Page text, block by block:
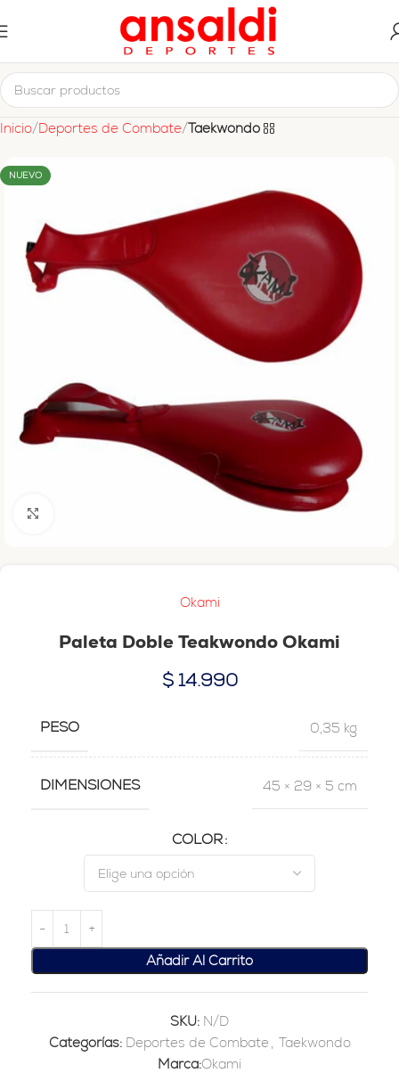
Inicio Deportes de Combate Taekwondo
NUEVO
Okami
Paleta Doble Teakwondo Okami
$14.990
PESO 0,35 kg
DIMENSIONES 45 × 29 × 5 cm
COLOR
Añadir Al Carrito
SKU: N/D
Categorías: Deportes de Combate , Taekwondo
Marca:Okami